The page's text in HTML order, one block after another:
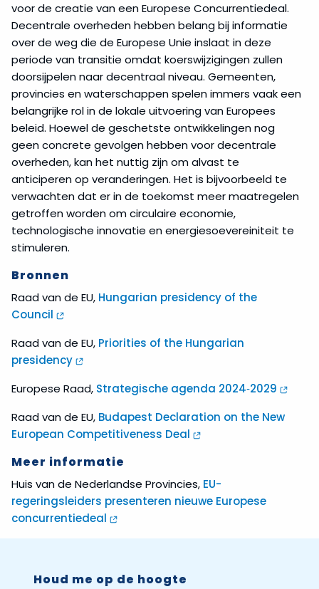
voor de creatie van een Europese Concurrentiedeal.
Decentrale overheden hebben belang bij informatie
over de weg die de Europese Unie inslaat in deze
periode van transitie omdat koerswijzigingen zullen
doorsijpelen naar decentraal niveau. Gemeenten,
provincies en waterschappen spelen immers vaak een
belangrijke rol in de lokale uitvoering van Europees
beleid. Hoewel de geschetste ontwikkelingen nog
geen concrete gevolgen hebben voor decentrale
overheden, kan het nuttig zijn om alvast te
anticiperen op veranderingen. Het is bijvoorbeeld te
verwachten dat er in de toekomst meer maatregelen
getroffen worden om circulaire economie,
technologische innovatie en energie­soevereiniteit te
stimuleren.
Bronnen
Raad van de EU, Hungarian presidency of the
Council
Raad van de EU, Priorities of the Hungarian
presidency
Europese Raad, Strategische agenda 2024‑2029
Raad van de EU, Budapest Declaration on the New
European Competitiveness Deal
Meer informatie
Huis van de Nederlandse Provincies, EU-
regeringsleiders presenteren nieuwe Europese
concurrentiedeal
Houd me op de hoogte